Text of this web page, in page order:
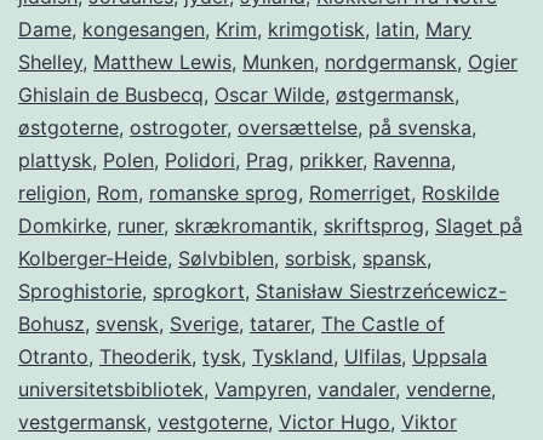
Dame, kongesangen, Krim, krimgotisk, latin, Mary
Shelley, Matthew Lewis, Munken, nordgermansk, Ogier
Ghislain de Busbecq, Oscar Wilde, østgermansk,
østgoterne, ostrogoter, oversættelse, på svenska,
plattysk, Polen, Polidori, Prag, prikker, Ravenna,
religion, Rom, romanske sprog, Romerriget, Roskilde
Domkirke, runer, skrækromantik, skriftsprog, Slaget på
Kolberger-Heide, Sølvbiblen, sorbisk, spansk,
Sproghistorie, sprogkort, Stanisław Siestrzeńcewicz-
Bohusz, svensk, Sverige, tatarer, The Castle of
Otranto, Theoderik, tysk, Tyskland, Ulfilas, Uppsala
universitetsbibliotek, Vampyren, vandaler, venderne,
vestgermansk, vestgoterne, Victor Hugo, Viktor